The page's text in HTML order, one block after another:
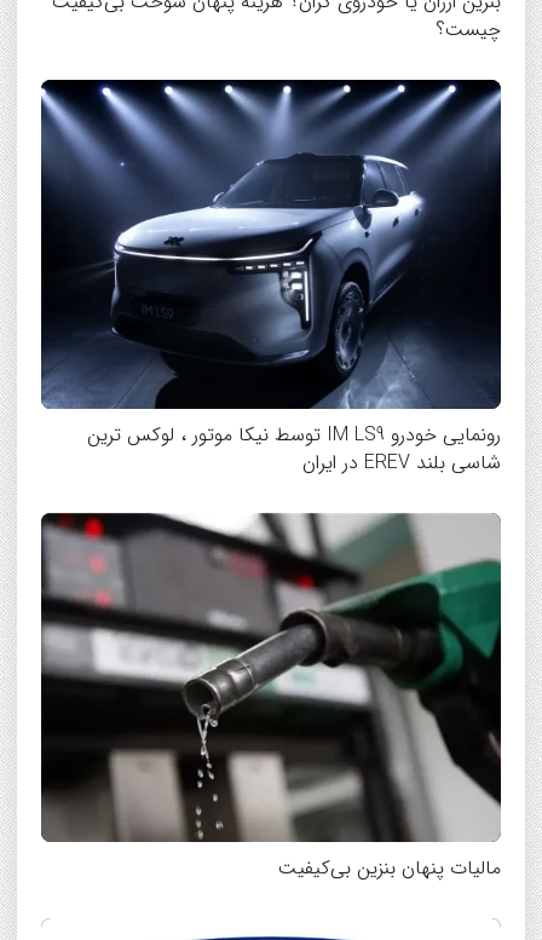
چیست؟
رونمایی خودرو IM LS9 توسط نیکا موتور ، لوکس ترین
شاسی بلند EREV در ایران
مالیات پنهان بنزین بی‌کیفیت